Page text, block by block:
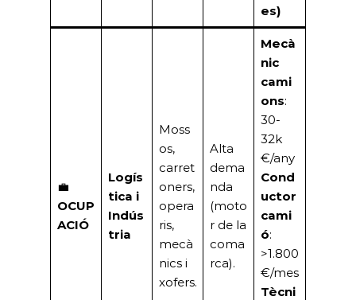
es)
💼
OCUP
ACIÓ
Logís
tica i
Indús
tria
Moss
os,
carret
oners,
opera
ris,
mecà
nics i
xofers.
Alta
dema
nda
(moto
r de la
coma
rca).
Mecà
nic
cami
ons:
30-
32k
€/any
Cond
uctor
cami
ó:
>1.800
€/mes
Tècni